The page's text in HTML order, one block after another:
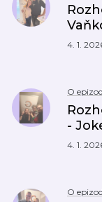
4. 1.
O
-
4. 1.
O